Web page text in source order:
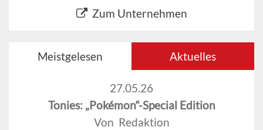
Zum Unternehmen
Meistgelesen Aktuelles
27.05.26
Tonies: „Pokémon“-Special Edition
Von Redaktion